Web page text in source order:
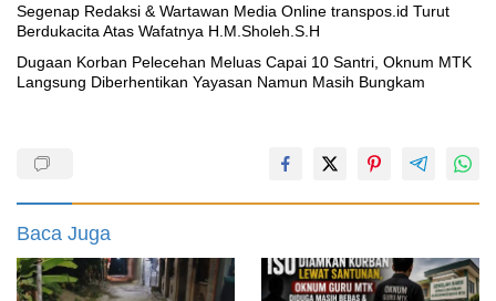
Segenap Redaksi & Wartawan Media Online transpos.id Turut
Berdukacita Atas Wafatnya H.M.Sholeh.S.H
‎Dugaan Korban Pelecehan Meluas Capai 10 Santri, Oknum MTK
Langsung Diberhentikan Yayasan Namun Masih Bungkam
Baca Juga